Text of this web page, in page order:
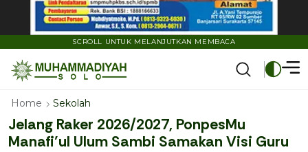
SCROLL UNTUK MELANJUTKAN MEMBACA
Home Sekolah
Jelang Raker 2026/2027, PonpesMu
Manafi’ul Ulum Sambi Samakan Visi Guru